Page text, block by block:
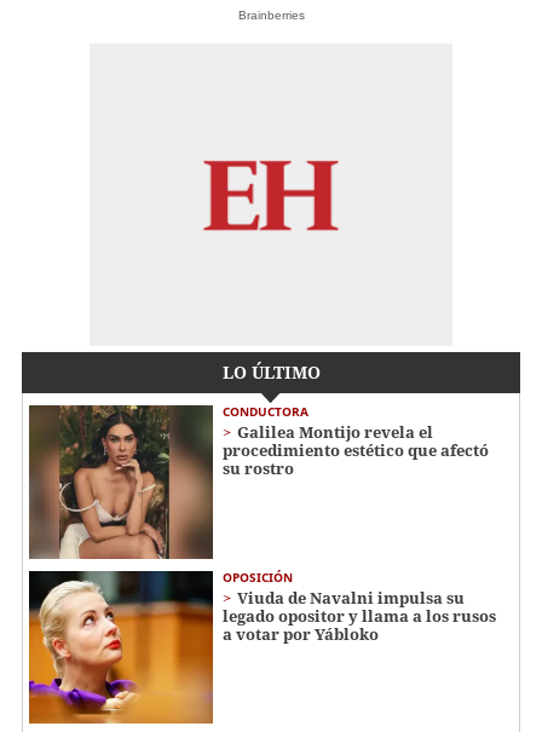
Brainberries
LO ÚLTIMO
CONDUCTORA
Galilea Montijo revela el
procedimiento estético que afectó
su rostro
OPOSICIÓN
Viuda de Navalni impulsa su
legado opositor y llama a los rusos
a votar por Yábloko